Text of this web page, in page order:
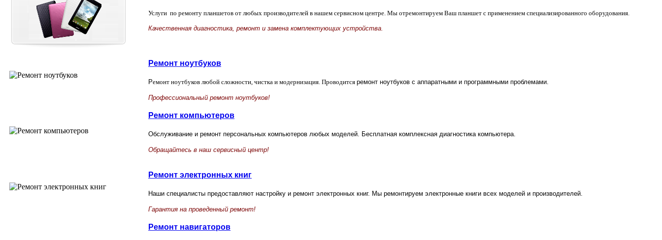
Услуги по ремонту планшетов от любых производителей в нашем сервисном центре. Мы отремонтируем Ваш планшет с применением специализированного оборудования.
Качественная диагностика, ремонт и замена комплектующих устройства.
Ремонт ноутбуков
Ремонт ноутбуков любой сложности, чистка и модернизация. Проводится ремонт ноутбуков с аппаратными и программными проблемами.
Профессиональный ремонт ноутбуков!
Ремонт компьютеров
Обслуживание и ремонт персональных компьютеров любых моделей. Бесплатная комплексная диагностика компьютера.
Обращайтесь в наш сервисный центр!
Ремонт электронных книг
Наши специалисты предоставляют настройку и ремонт электронных книг. Мы ремонтируем электронные книги всех моделей и производителей.
Гарантия на проведенный ремонт!
Ремонт навигаторов